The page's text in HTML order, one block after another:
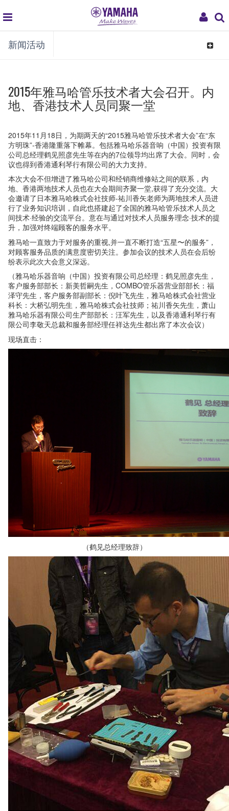
My
global
navigation
新闻活动
Toggle
2015年雅马哈管乐技术者大会召开。内
地、香港技术人员同聚一堂
2015年11月18日，为期两天的“2015雅马哈管乐技术者大会”在“东
方明珠”-香港隆重落下帷幕。包括雅马哈乐器音响（中国）投资有限
公司总经理鹤见照彦先生等在内的7位领导均出席了大会。同时，会
议也得到香港通利琴行有限公司的大力支持。
本次大会不但增进了雅马哈公司和经销商维修站之间的联系，内
地、香港两地技术人员也在大会期间齐聚一堂,获得了充分交流。大
会邀请了日本雅马哈株式会社技师-祐川香矢老师为两地技术人员进
行了业务知识培训，自此也搭建起了全国的雅马哈管乐技术人员之
间技术·经验的交流平台。意在与通过对技术人员服务理念·技术的提
升，加强对终端顾客的服务水平。
雅马哈一直致力于对服务的重视,并一直不断打造“五星〜的服务”，
对顾客服务品质的满意度密切关注。参加会议的技术人员在会后纷
纷表示此次大会意义深远。
（雅马哈乐器音响（中国）投资有限公司总经理：鹤见照彦先生，
客户服务部部长：新美哲嗣先生，COMBO管乐器营业部部长：福
泽守先生，客户服务部副部长：倪叶飞先生，雅马哈株式会社营业
科长：大桥弘明先生，雅马哈株式会社技师；祐川香矢先生，萧山
雅马哈乐器有限公司生产部部长：汪军先生，以及香港通利琴行有
限公司李敬天总裁和服务部经理任祥达先生都出席了本次会议）
现场直击：
（鹤见总经理致辞）